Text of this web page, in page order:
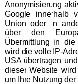
Allwetterzoo
BLAZE LaserTag
DASA Arbeitswelt
Ausstellung
Anonymisierung
Google innerhalb
Union oder in
über den
Übermittlung in
wird die volle IP-
USA übertragen
dieser Website
um Ihre Nutzung